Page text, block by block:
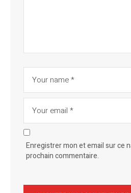
Enregistrer mon et email sur ce
prochain commentaire.